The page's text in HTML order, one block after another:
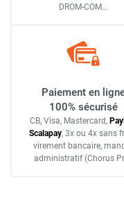
DROM-COM…
Paiement en
100% sécurisé
CB, Visa, Mastercard, Pay
Scalapay, 3x ou 4x sans
virement bancaire,
administratif (Chorus